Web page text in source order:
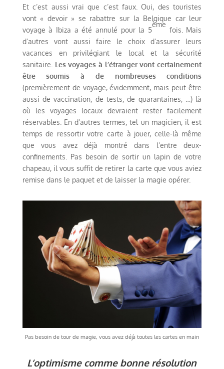
Et c’est aussi vrai que c’est faux. Oui, des touristes
vont « devoir » se rabattre sur la Belgique car leur
voyage à Ibiza a été annulé pour la 5
ème
fois. Mais
d’autres vont aussi faire le choix d’assurer leurs
vacances en privilégiant le local et la sécurité
sanitaire. Les voyages à l’étranger vont certainement
être soumis à de nombreuses conditions
(premièrement de voyage, évidemment, mais peut-être
aussi de vaccination, de tests, de quarantaines, …) là
où les voyages locaux devraient rester facilement
réservables. En d’autres termes, tel un magicien, il est
temps de ressortir votre carte à jouer, celle-là même
que vous avez déjà montré dans l’entre deux-
confinements. Pas besoin de sortir un lapin de votre
chapeau, il vous suffit de retirer la carte que vous aviez
remise dans le paquet et de laisser la magie opérer.
Pas besoin de tour de magie, vous avez déjà toutes les cartes en main
L’optimisme comme bonne résolution